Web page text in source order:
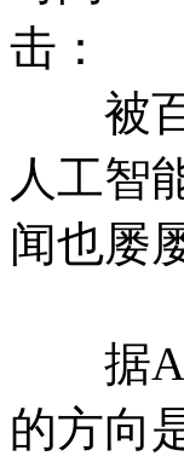
击：
被百
人工智
闻也屡
据AI
的方向